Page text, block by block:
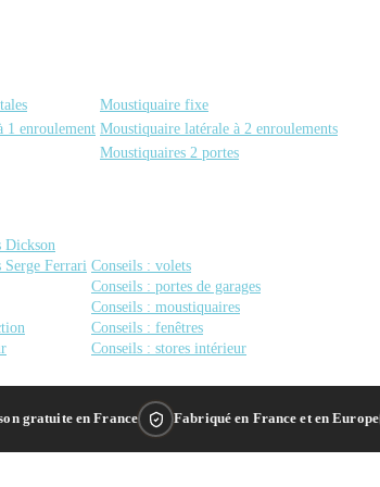
1 enroulement
Moustiquaire fixe
Moustiquaire latérale à 2 enroulements
Moustiquaires 2 portes
Dickson
Serge Ferrari Conseils : volets
Conseils : portes de garages
Conseils : moustiquaires
Conseils : fenêtres
Conseils : stores intérieur
gratuite en France Fabriqué en France et en Europe